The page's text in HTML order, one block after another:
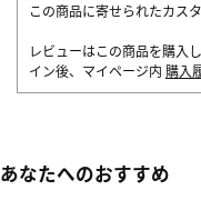
この商品に寄せられたカス
レビューはこの商品を購入
イン後、マイページ内 購入
あなたへのおすすめ